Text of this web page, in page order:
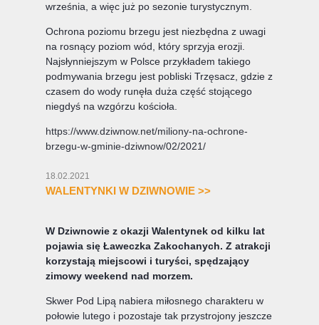
września, a więc już po sezonie turystycznym.
Ochrona poziomu brzegu jest niezbędna z uwagi
na rosnący poziom wód, który sprzyja erozji.
Najsłynniejszym w Polsce przykładem takiego
podmywania brzegu jest pobliski Trzęsacz, gdzie z
czasem do wody runęła duża część stojącego
niegdyś na wzgórzu kościoła.
https://www.dziwnow.net/miliony-na-ochrone-
brzegu-w-gminie-dziwnow/02/2021/
18.02.2021
WALENTYNKI W DZIWNOWIE >>
W Dziwnowie z okazji Walentynek od kilku lat
pojawia się Ławeczka Zakochanych. Z atrakcji
korzystają miejscowi i turyści, spędzający
zimowy weekend nad morzem.
Skwer Pod Lipą nabiera miłosnego charakteru w
połowie lutego i pozostaje tak przystrojony jeszcze